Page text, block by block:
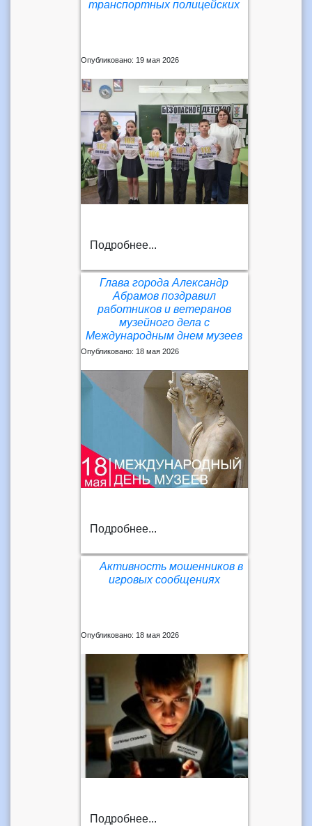
транспортных полицейских
Опубликовано: 19 мая 2026
Подробнее...
Глава города Александр
Абрамов поздравил
работников и ветеранов
музейного дела с
Международным днем музеев
Опубликовано: 18 мая 2026
Подробнее...
Активность мошенников в
игровых сообщениях
Опубликовано: 18 мая 2026
Подробнее...